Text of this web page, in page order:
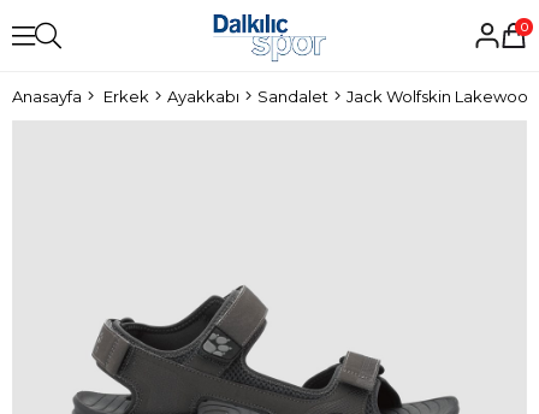
0
Anasayfa Erkek Ayakkabı Sandalet